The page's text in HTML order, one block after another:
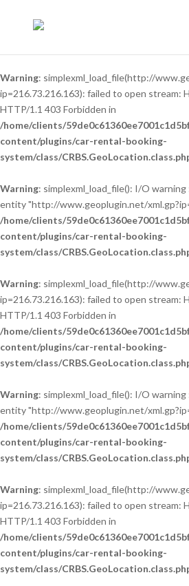
Warning: simplexml_load_file(http://
ip=216.73.216.163): failed to open stream:
HTTP/1.1 403 Forbidden in
/home/clients/
content/plugins/car-rental-booking-
system/class/
Warning: simplexml_load_file(): I/O
entity "http://www.geoplugin.net/
/home/clients/
content/plugins/car-rental-booking-
system/class/
Warning: simplexml_load_file(http://
ip=216.73.216.163): failed to open stream:
HTTP/1.1 403 Forbidden in
/home/clients/
content/plugins/car-rental-booking-
system/class/
Warning: simplexml_load_file(): I/O
entity "http://www.geoplugin.net/
/home/clients/
content/plugins/car-rental-booking-
system/class/
Warning: simplexml_load_file(http://
ip=216.73.216.163): failed to open stream:
HTTP/1.1 403 Forbidden in
/home/clients/
content/plugins/car-rental-booking-
system/class/